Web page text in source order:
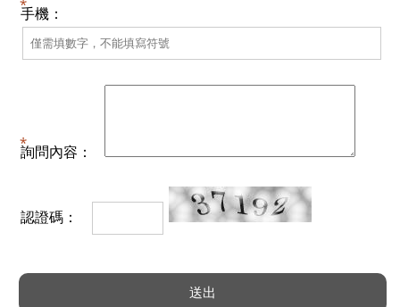
手機：
詢問內容：
認證碼：